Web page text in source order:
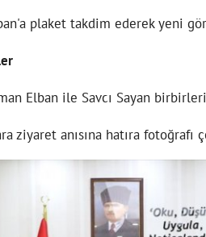
plaket takdim ederek yeni
Elban ile Savcı Sayan
ziyaret anısına hatıra fotoğrafı